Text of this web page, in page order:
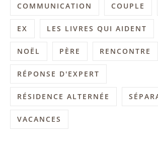
COMMUNICATION COUPLE
EX LES LIVRES QUI AIDENT
NOËL PÈRE RENCONTRE
RÉPONSE D'EXPERT
RÉSIDENCE ALTERNÉE
VACANCES